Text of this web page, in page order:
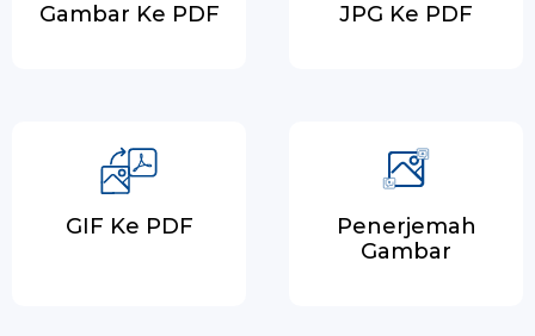
Gambar Ke PDF JPG Ke PDF
GIF Ke PDF
Penerjemah
Gambar